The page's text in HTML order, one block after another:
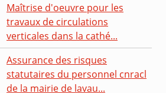
Maîtrise d'oeuvre pour les
travaux de circulations
verticales dans la cathé...
Assurance des risques
statutaires du personnel cnracl
de la mairie de lavau...